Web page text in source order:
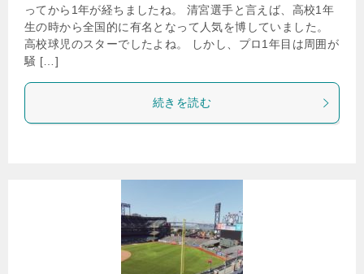
ってから1年が経ちましたね。 清宮選手と言えば、高校1年
生の時から全国的に有名となって人気を博していました。
高校球児のスターでしたよね。 しかし、プロ1年目は周囲が
騒 […]
続きを読む